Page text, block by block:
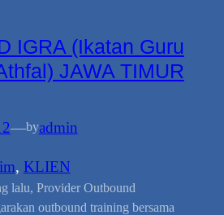
IGRA (Ikatan Guru
JAWA TIMUR
—byadmin
, KLIEN
lalu, Provider Outbound
outbound training bersama